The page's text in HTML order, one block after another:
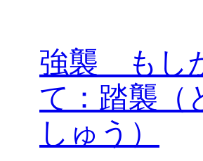
強襲 もし
て：踏襲（
しゅう）